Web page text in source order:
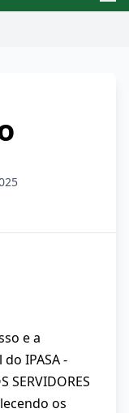
e a
IPASA -
SERVIDORES
os